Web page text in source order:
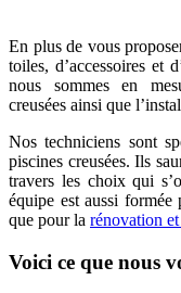
En plus de vous
toiles, d’accessoires et
nous sommes en
creusées ainsi que
Nos techniciens sont
piscines creusées. Ils
travers les choix qui
équipe est aussi
que pour la rénovation
Voici ce que nous